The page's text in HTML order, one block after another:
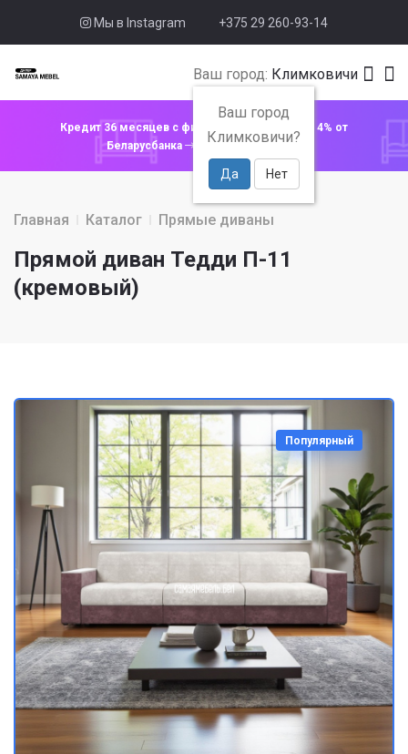
Мы в Instagram +375 29 260-93-14
Ваш город: Климковичи
Ваш город
Климковичи?
Да Нет
Кредит 36 месяцев с фиксированной ставкой 4% от
Беларусбанка
Узнать подробнее
Главная Каталог Прямые диваны
Прямой диван Тедди П-11
(кремовый)
Популярный